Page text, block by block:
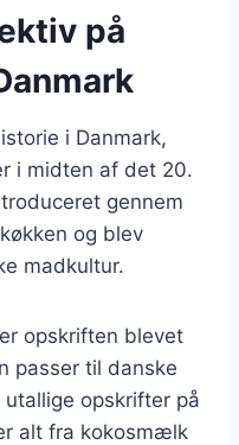
på
i Danmark,
i midten af det 20.
gennem
og blev
madkultur.
opskriften blevet
passer til danske
opskrifter på
alt fra kokosmælk